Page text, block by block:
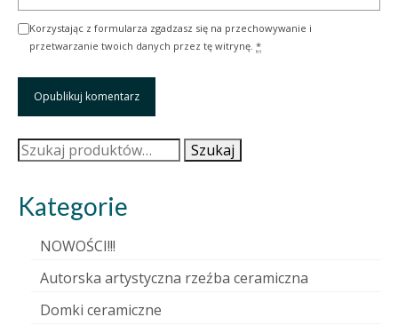
Korzystając z formularza zgadzasz się na przechowywanie i
przetwarzanie twoich danych przez tę witrynę. *
Szukaj: Szukaj
Kategorie
NOWOŚCI!!!
Autorska artystyczna rzeźba ceramiczna
Domki ceramiczne